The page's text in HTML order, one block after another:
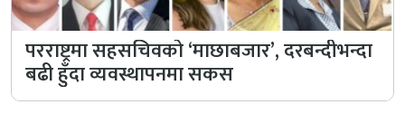
परराष्ट्रमा सहसचिवको ‘माछाबजार’, दरबन्दीभन्दा
बढी हुँदा व्यवस्थापनमा सकस